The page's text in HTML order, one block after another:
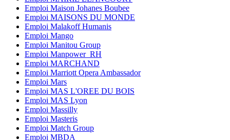
Emploi Maison Johanes Boubee
Emploi MAISONS DU MONDE
Emploi Malakoff Humanis
Emploi Mango
Emploi Manitou Group
Emploi Manpower_RH
Emploi MARCHAND
Emploi Marriott Opera Ambassador
Emploi Mars
Emploi MAS L'OREE DU BOIS
Emploi MAS Lyon
Emploi Massilly
Emploi Masteris
Emploi Match Group
Emploi MBDA